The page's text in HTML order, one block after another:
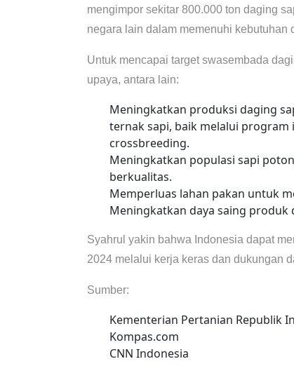
mengimpor sekitar 800.000 ton daging
negara lain dalam memenuhi kebutuhan
Untuk mencapai target swasembada
upaya, antara lain:
Meningkatkan produksi daging
ternak sapi, baik melalui
crossbreeding.
Meningkatkan populasi sapi
berkualitas.
Memperluas lahan pakan untuk
Meningkatkan daya saing produk
Syahrul yakin bahwa Indonesia dapat
2024 melalui kerja keras dan dukungan
Sumber:
Kementerian Pertanian Republik
Kompas.com
CNN Indonesia